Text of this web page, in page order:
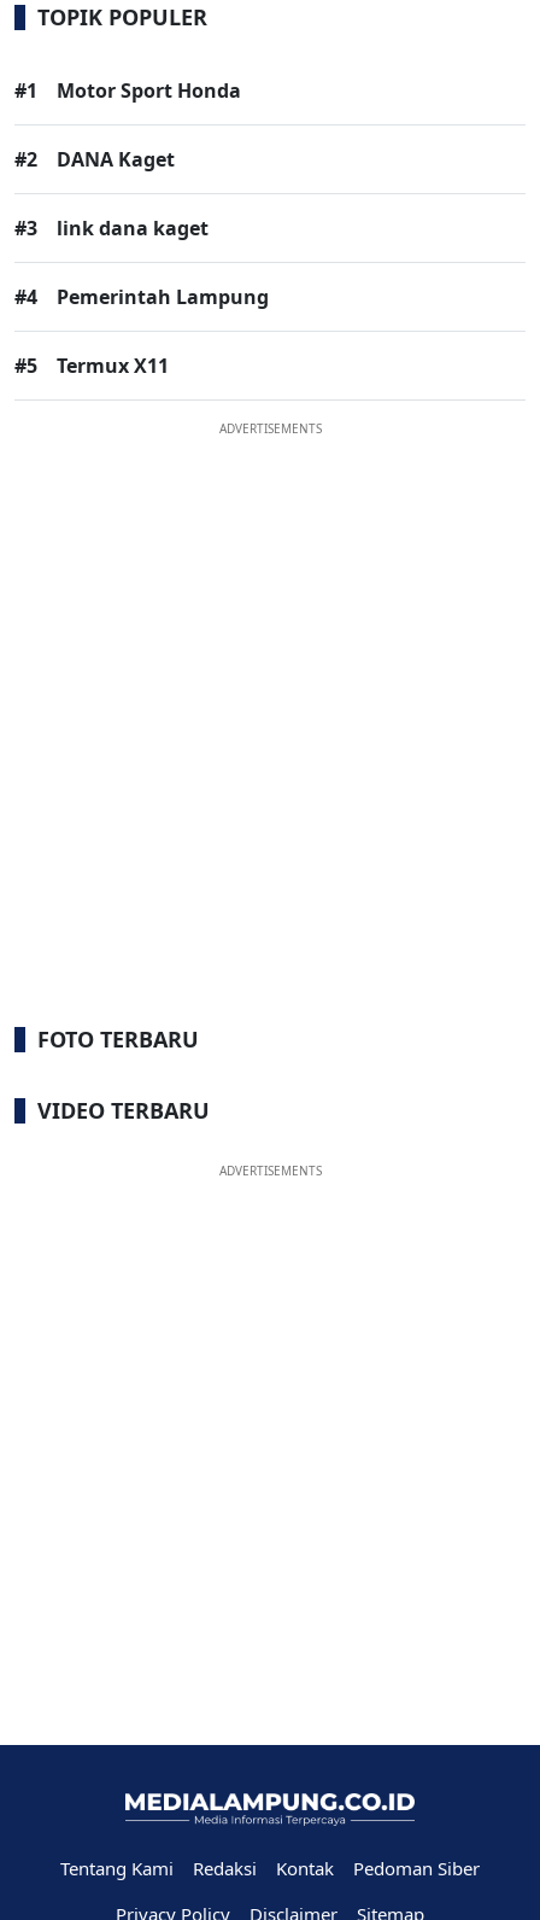
TOPIK POPULER
#1 Motor Sport Honda
#2 DANA Kaget
#3 link dana kaget
#4 Pemerintah Lampung
#5 Termux X11
ADVERTISEMENTS
FOTO TERBARU
VIDEO TERBARU
ADVERTISEMENTS
Tentang Kami Redaksi Kontak
Pedoman Siber
Privacy Policy
Disclaimer Sitemap